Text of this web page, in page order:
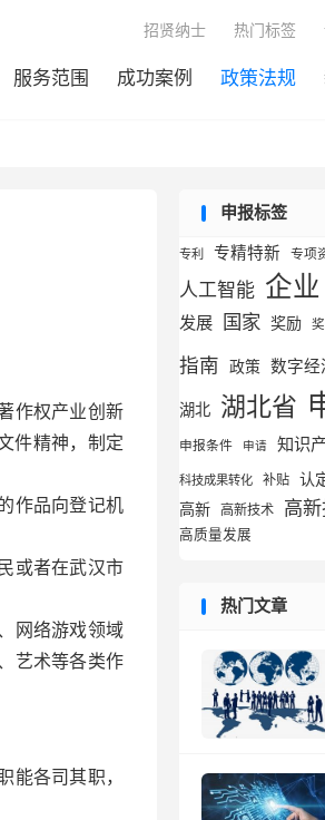
服务范围 成功案例 政策法规
招贤纳士 热门标签
作权产业创新
件精神，制定
作品向登记机
或者在武汉市
网络游戏领域
艺术等各类作
各司其职，
申报标签
专利 专精特新 专项
人工智能 企业
发展 国家 奖励
指南 政策 数字经
湖北 湖北省
申报条件 申请 知识
科技成果转化 补贴 认
高新 高新技术 高
高质量发展
热门文章